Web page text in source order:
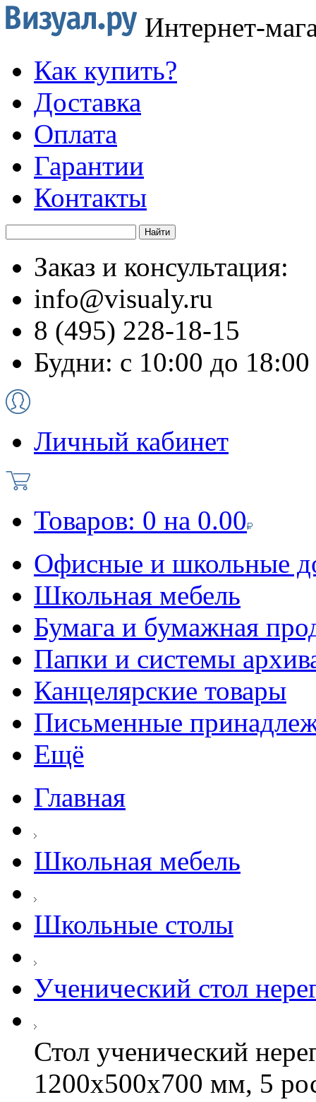
Интернет-
Как купить?
Доставка
Оплата
Гарантии
Контакты
Заказ и консультация:
info@visualy.ru
8 (495) 228-18-15
Будни: с 10:00 до 18:00
Личный кабинет
Товаров: 0 на 0.00
Офисные и школьные
Школьная мебель
Бумага и бумажная
Папки и системы
Канцелярские товары
Письменные
Ещё
Главная
Школьная мебель
Школьные столы
Ученический стол
Стол ученический
1200х500х700 мм, 5